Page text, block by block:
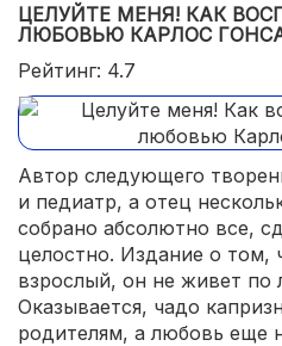
ЦЕЛУЙТЕ МЕНЯ! КАК
ЛЮБОВЬЮ КАРЛОС
Рейтинг: 4.7
Автор следующего
и педиатр, а отец
собрано абсолютно все,
целостно. Издание о том,
взрослый, он не живет по
Оказывается, чадо
родителям, а любовь еще